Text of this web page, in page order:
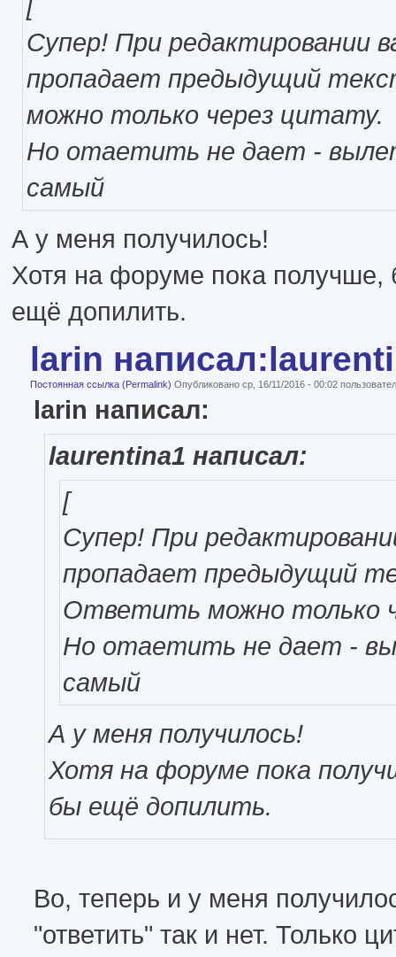
[
Супер! При редактировании
пропадает предыдущий
можно только через цитату.
Но отаетить не дает -
самый
А у меня получилось!
Хотя на форуме пока получше,
ещё допилить.
larin
Постоянная ссылка (Permalink) Опубликовано ср, 16/11/2016 - 00:02
larin написал:
laurentina1 написал:
[
Супер! При
пропадает предыдущий
Ответить можно только
Но отаетить не дает -
самый
А у меня получилось!
Хотя на форуме пока
бы ещё допилить.
Во, теперь и у меня
"ответить" так и нет. Только